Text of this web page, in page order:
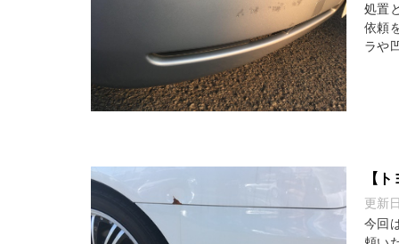
処置
依頼
ラや
【
更新
今回